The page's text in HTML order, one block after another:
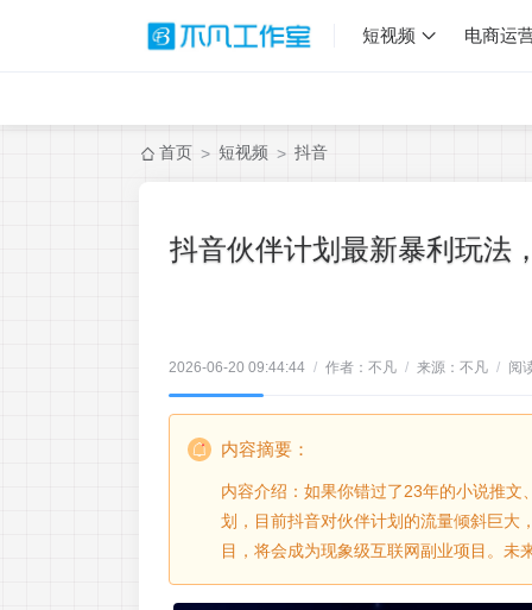
短视频 电商运
首页 > 短视频 > 抖音
抖音伙伴计划最新暴利玩法
2026-06-20 09:44:44 / 作者：不凡 / 来源：不凡 / 阅
内容摘要：
内容介绍：如果你错过了23年的小说推
划，目前抖音对伙伴计划的流量倾斜巨大
目，将会成为现象级互联网副业项目。未